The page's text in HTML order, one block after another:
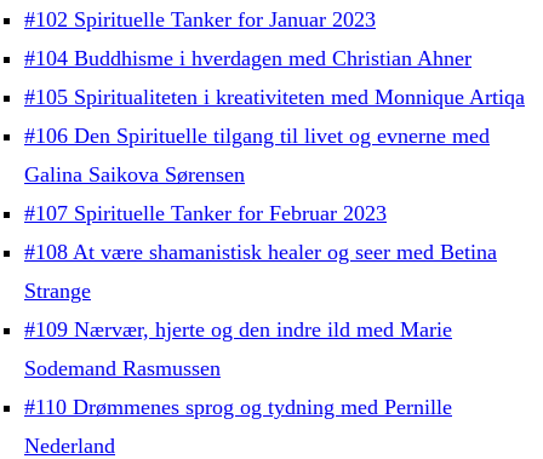
#102 Spirituelle Tanker for Januar 2023
#104 Buddhisme i hverdagen med Christian Ahner
#105 Spiritualiteten i kreativiteten med Monnique Artiqa
#106 Den Spirituelle tilgang til livet og evnerne med
Galina Saikova Sørensen
#107 Spirituelle Tanker for Februar 2023
#108 At være shamanistisk healer og seer med Betina
Strange
#109 Nærvær, hjerte og den indre ild med Marie
Sodemand Rasmussen
#110 Drømmenes sprog og tydning med Pernille
Nederland